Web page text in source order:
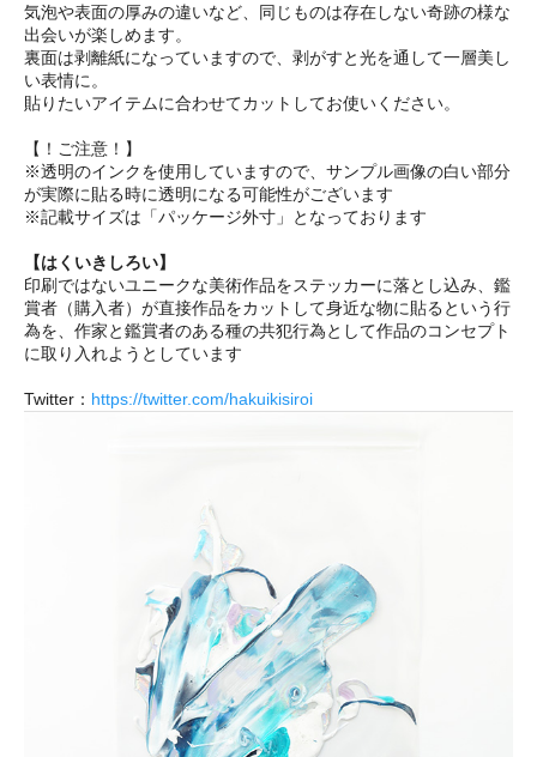
気泡や表面の厚みの違いなど、同じものは存在しない奇跡の様な
出会いが楽しめます。
裏面は剥離紙になっていますので、剥がすと光を通して一層美し
い表情に。
貼りたいアイテムに合わせてカットしてお使いください。
【！ご注意！】
※透明のインクを使用していますので、サンプル画像の白い部分
が実際に貼る時に透明になる可能性がございます
※記載サイズは「パッケージ外寸」となっております
【はくいきしろい】
印刷ではないユニークな美術作品をステッカーに落とし込み、鑑
賞者（購入者）が直接作品をカットして身近な物に貼るという行
為を、作家と鑑賞者のある種の共犯行為として作品のコンセプト
に取り入れようとしています
Twitter： https://twitter.com/hakuikisiroi